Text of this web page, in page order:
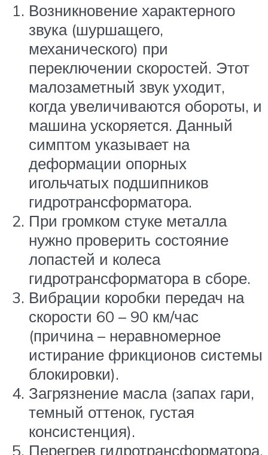
Возникновение характерного
звука (шуршащего,
механического) при
переключении скоростей. Этот
малозаметный звук уходит,
когда увеличиваются обороты, и
машина ускоряется. Данный
симптом указывает на
деформации опорных
игольчатых подшипников
гидротрансформатора.
При громком стуке металла
нужно проверить состояние
лопастей и колеса
гидротрансформатора в сборе.
Вибрации коробки передач на
скорости 60 – 90 км/час
(причина – неравномерное
истирание фрикционов системы
блокировки).
Загрязнение масла (запах гари,
темный оттенок, густая
консистенция).
Перегрев гидротрансформатора.